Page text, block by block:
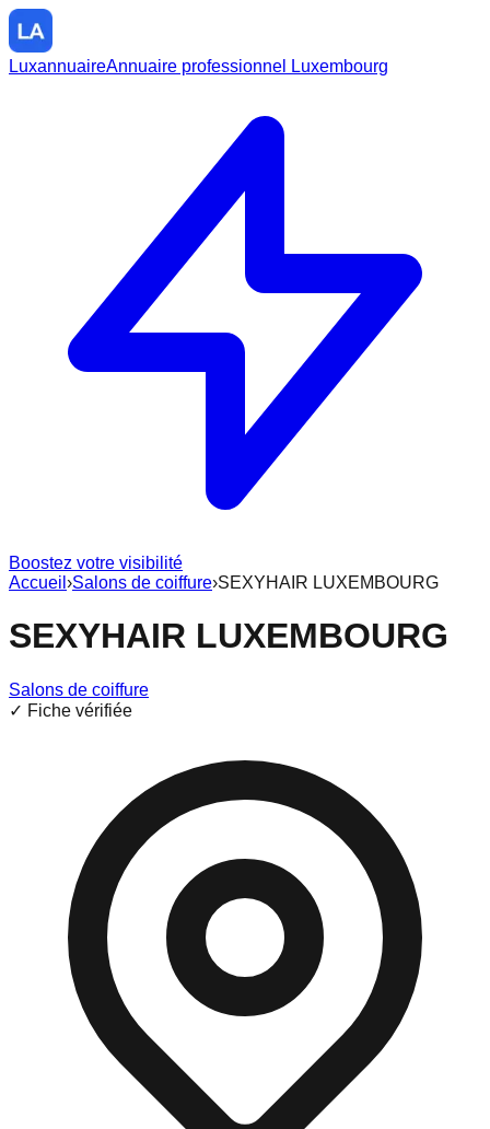
LuxannuaireAnnuaire professionnel Luxembourg
Boostez votre visibilité
Accueil ›Salons de coiffure›SEXYHAIR LUXEMBOURG
SEXYHAIR LUXEMBOURG
Salons de coiffure
✓ Fiche vérifiée